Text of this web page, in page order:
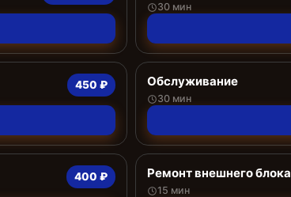
30 мин
450 ₽ Обслуживание
30 мин
400 ₽ Ремонт внешнего блока
15 мин